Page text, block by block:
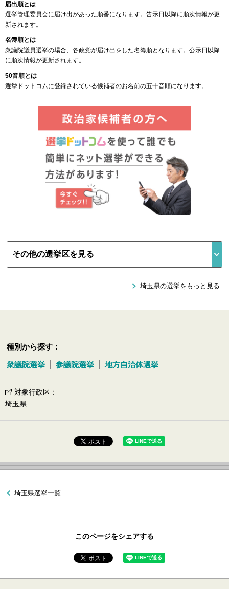
届出順とは
選挙管理委員会に届け出があった順番になります。告示日以降に順次情報が更
新されます。
名簿順とは
衆議院議員選挙の場合、各政党が届け出をした名簿順となります。公示日以降
に順次情報が更新されます。
50音順とは
選挙ドットコムに登録されている候補者のお名前の五十音順になります。
埼玉県の選挙をもっと見る
種別から探す：
衆議院選挙 参議院選挙 地方自治体選挙
対象行政区 ：
埼玉県
埼玉県選挙一覧
このページをシェアする